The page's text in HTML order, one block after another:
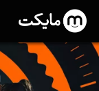
فیلم ارتش دزدان